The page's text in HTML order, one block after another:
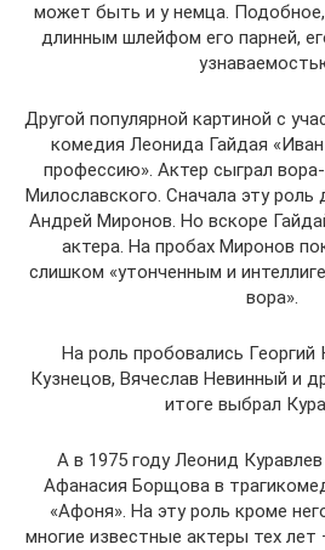
может быть и у немца. Подобное,
длинным шлейфом его парней,
Другой популярной картиной с
комедия Леонида Гайдая
профессию». Актер сыграл
Милославского. Сначала эту
Андрей Миронов. Но вскоре
актера. На пробах Миронов
слишком «утонченным и
вора».
На роль пробовались
Кузнецов, Вячеслав Невинный и
итоге выбрал
А в 1975 году Леонид
Афанасия Борщова в
«Афоня». На эту роль кроме
многие известные актеры тех